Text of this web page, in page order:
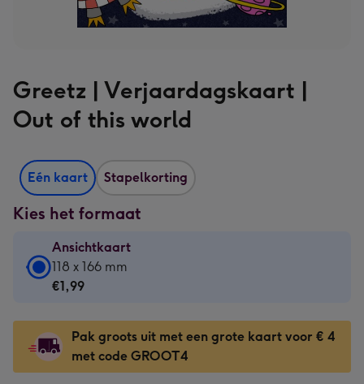
Greetz | Verjaardagskaart |
Out of this world
Eén kaart Stapelkorting
Kies het formaat
Ansichtkaart
Ansichtkaart
-
-
118
x
118 x 166 mm
€1,99
Pak groots uit met een grote kaart voor € 4
met code GROOT4